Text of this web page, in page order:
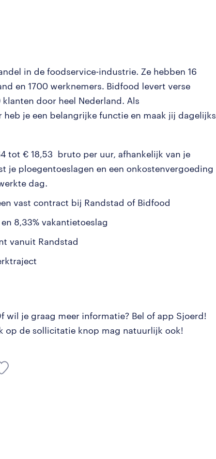
in de foodservice-industrie. Ze hebben 16
en 1700 werknemers. Bidfood levert verse
door heel Nederland. Als
je een belangrijke functie en maak jij dagelijks
tot € 18,53 bruto per uur, afhankelijk van je
je ploegentoeslagen en een onkostenvergoeding
dag.
vast contract bij Randstad of Bidfood
8,33% vakantietoeslag
vanuit Randstad
wil je graag meer informatie? Bel of app Sjoerd!
op de sollicitatie knop mag natuurlijk ook!